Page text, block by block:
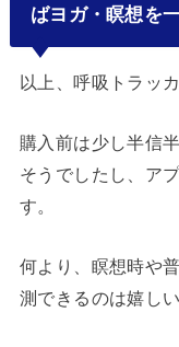
ばヨガ・瞑想を
以上、呼吸トラッ
購入前は少し半信
そうでしたし、ア
す。
何より、瞑想時や
測できるのは嬉し